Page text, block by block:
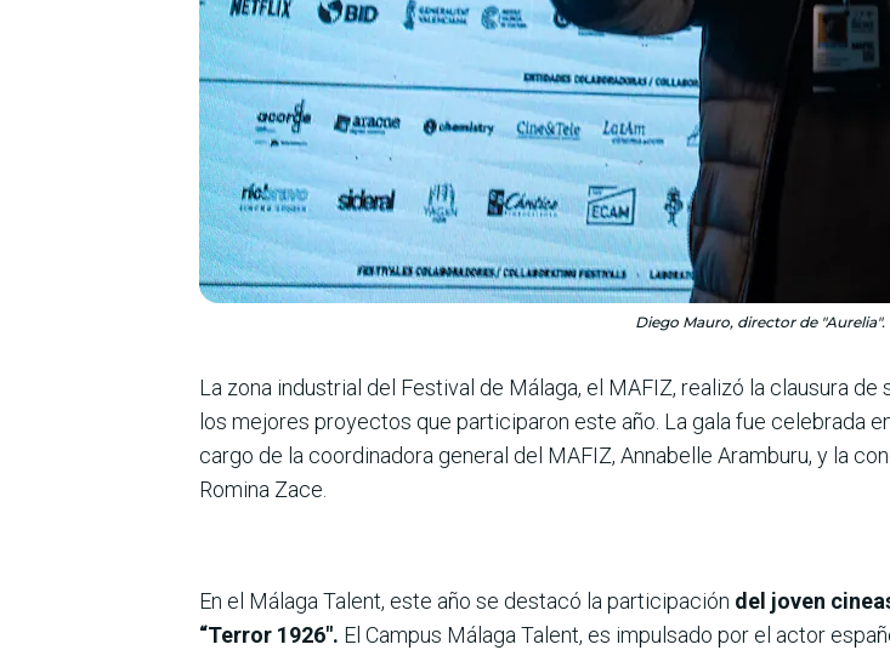
Diego Mauro, director de "Aurelia".
La zona industrial del Festival de Málaga, el MAFIZ, realizó la clausura
los mejores proyectos que participaron este año. La gala fue celebrada
cargo de la coordinadora general del MAFIZ, Annabelle Aramburu, y la
Romina Zace.
En el Málaga Talent, este año se destacó la participación del joven
“Terror 1926″. El Campus Málaga Talent, es impulsado por el actor